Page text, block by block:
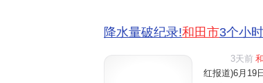
降水量破纪录!和田市3个小时
3天前
红报道)6月19